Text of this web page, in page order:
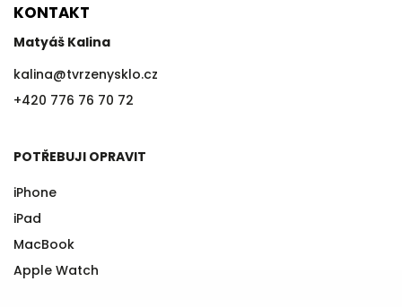
KONTAKT
Matyáš Kalina
kalina@tvrzenysklo.cz
+420 776 76 70 72
POTŘEBUJI OPRAVIT
iPhone
iPad
MacBook
Apple Watch